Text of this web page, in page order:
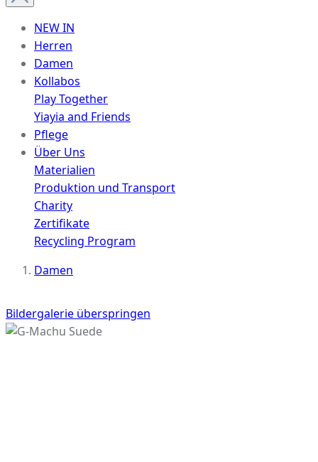
NEW IN
Herren
Damen
Kollabos
Play Together
Yiayia and Friends
Pflege
Über Uns
Materialien
Produktion und Transport
Charity
Zertifikate
Recycling Program
Damen
Bildergalerie überspringen